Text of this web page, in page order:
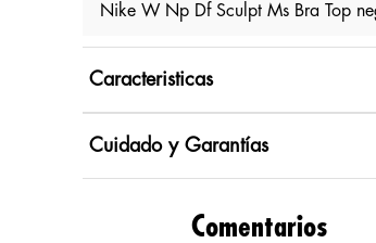
Nike W Np Df Sculpt Ms Bra Top
Caracteristicas
Cuidado y Garantías
Comentarios